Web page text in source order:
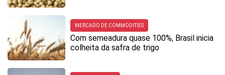
MERCADO DE COMMODITIES
Com semeadura quase 100%, Brasil inicia
colheita da safra de trigo